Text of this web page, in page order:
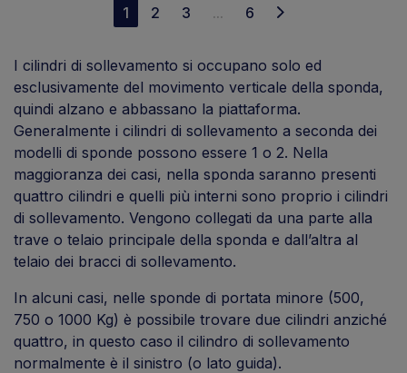
1 2 3 ... 6
I cilindri di sollevamento si occupano solo ed
esclusivamente del movimento verticale della sponda,
quindi alzano e abbassano la piattaforma.
Generalmente i cilindri di sollevamento a seconda dei
modelli di sponde possono essere 1 o 2. Nella
maggioranza dei casi, nella sponda saranno presenti
quattro cilindri e quelli più interni sono proprio i cilindri
di sollevamento. Vengono collegati da una parte alla
trave o telaio principale della sponda e dall’altra al
telaio dei bracci di sollevamento.
In alcuni casi, nelle sponde di portata minore (500,
750 o 1000 Kg) è possibile trovare due cilindri anziché
quattro, in questo caso il cilindro di sollevamento
normalmente è il sinistro (o lato guida).